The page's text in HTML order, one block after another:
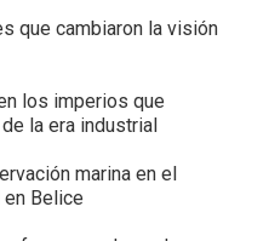
que cambiaron la visión
los imperios que
la era industrial
marina en el
Belice